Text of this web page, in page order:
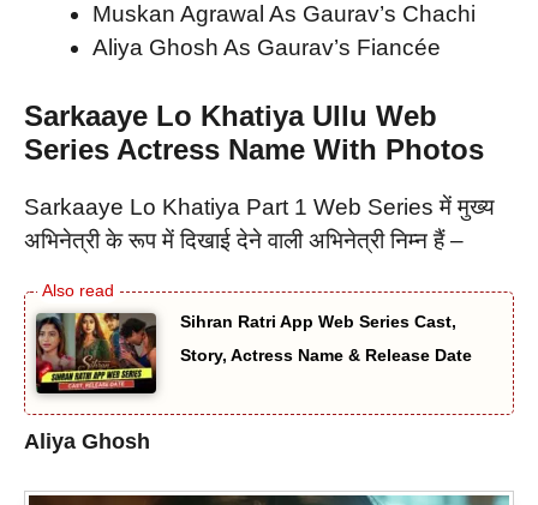
Muskan Agrawal As Gaurav’s Chachi
Aliya Ghosh As Gaurav’s Fiancée
Sarkaaye Lo Khatiya Ullu Web
Series Actress Name With Photos
Sarkaaye Lo Khatiya Part 1 Web Series में मुख्य
अभिनेत्री के रूप में दिखाई देने वाली अभिनेत्री निम्न हैं –
Sihran Ratri App Web Series Cast,
Story, Actress Name & Release Date
Aliya Ghosh